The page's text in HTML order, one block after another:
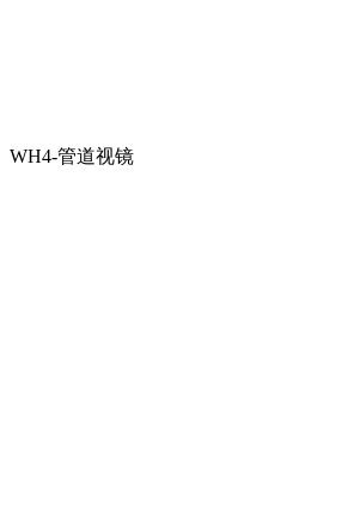
WH4-管道视镜